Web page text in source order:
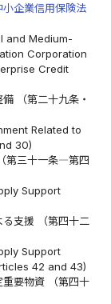
小企業信用保険法
and Medium-
Corporation
Credit
（第二十九条・
Related to
30)
第三十一条―第四
Support
支援 （第四十二
Support
42 and 43)
要物資 （第四十